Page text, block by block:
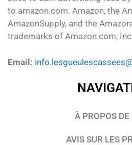
to amazon.com. Amazon, the
AmazonSupply, and the
trademarks of Amazon.com,
Email:
À PROPOS DE
AVIS SUR LES